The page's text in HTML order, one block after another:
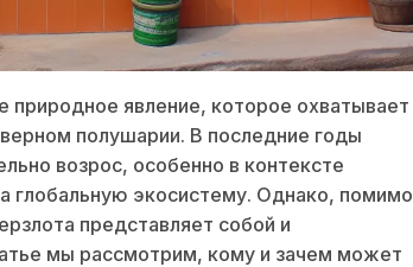
природное явление, которое охватывает
полушарии. В последние годы
возрос, особенно в контексте
глобальную экосистему. Однако, помимо
представляет собой и
мы рассмотрим, кому и зачем может